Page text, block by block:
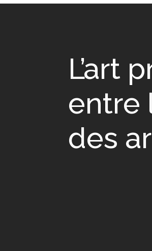
L’art
entre
des